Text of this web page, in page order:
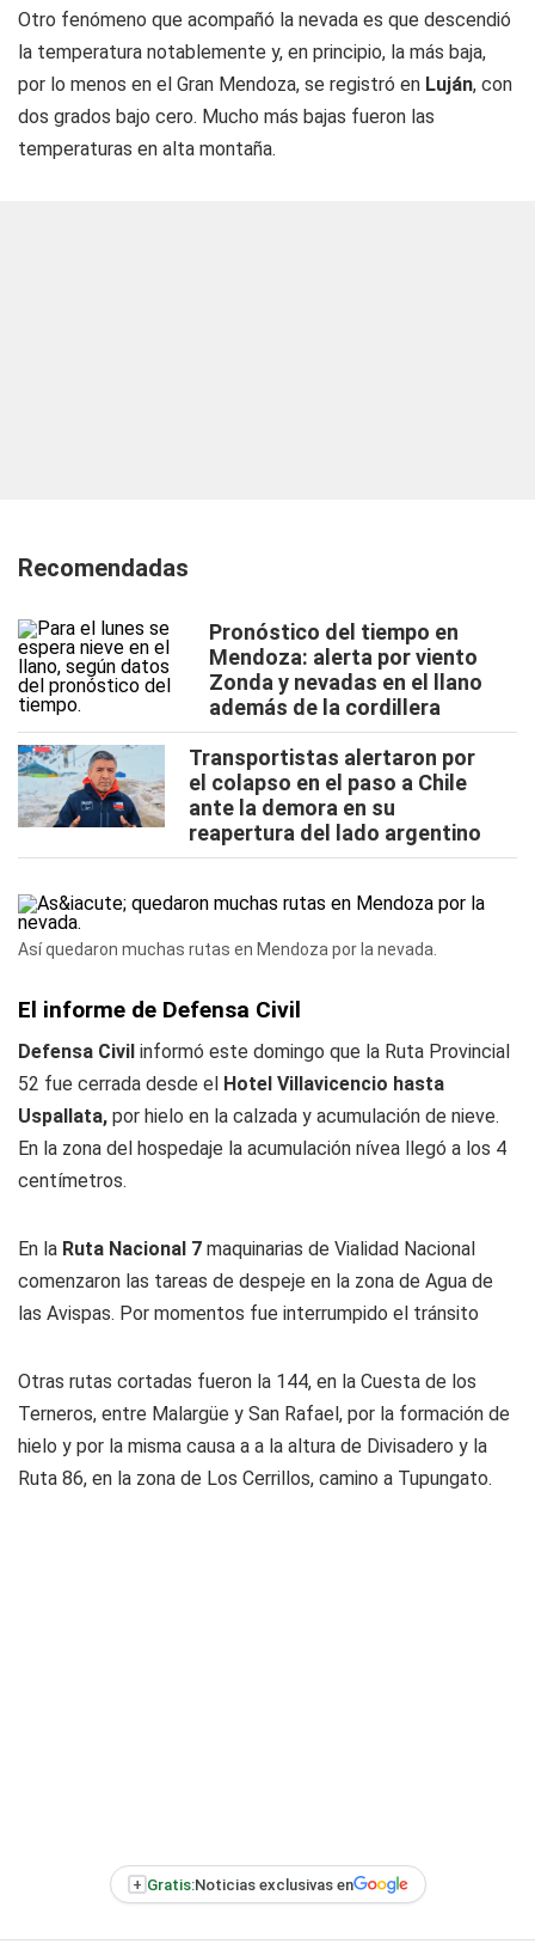
Otro fenómeno que acompañó la nevada es que descendió
la temperatura notablemente y, en principio, la más baja,
por lo menos en el Gran Mendoza, se registró en Luján, con
dos grados bajo cero. Mucho más bajas fueron las
temperaturas en alta montaña.
Recomendadas
Pronóstico del tiempo en
Mendoza: alerta por viento
Zonda y nevadas en el llano
además de la cordillera
Transportistas alertaron por
el colapso en el paso a Chile
ante la demora en su
reapertura del lado argentino
Así quedaron muchas rutas en Mendoza por la nevada.
El informe de Defensa Civil
Defensa Civil informó este domingo que la Ruta Provincial
52 fue cerrada desde el Hotel Villavicencio hasta
Uspallata, por hielo en la calzada y acumulación de nieve.
En la zona del hospedaje la acumulación nívea llegó a los 4
centímetros.
En la Ruta Nacional 7 maquinarias de Vialidad Nacional
comenzaron las tareas de despeje en la zona de Agua de
las Avispas. Por momentos fue interrumpido el tránsito
Otras rutas cortadas fueron la 144, en la Cuesta de los
Terneros, entre Malargüe y San Rafael, por la formación de
hielo y por la misma causa a a la altura de Divisadero y la
Ruta 86, en la zona de Los Cerrillos, camino a Tupungato.
+ Gratis:Noticias exclusivas en